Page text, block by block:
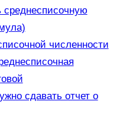
среднесписочную
численности
сдавать отчет о